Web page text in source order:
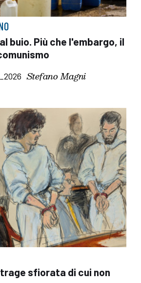
buio. Più che l'embargo, il
Stefano Magni
sfiorata di cui non